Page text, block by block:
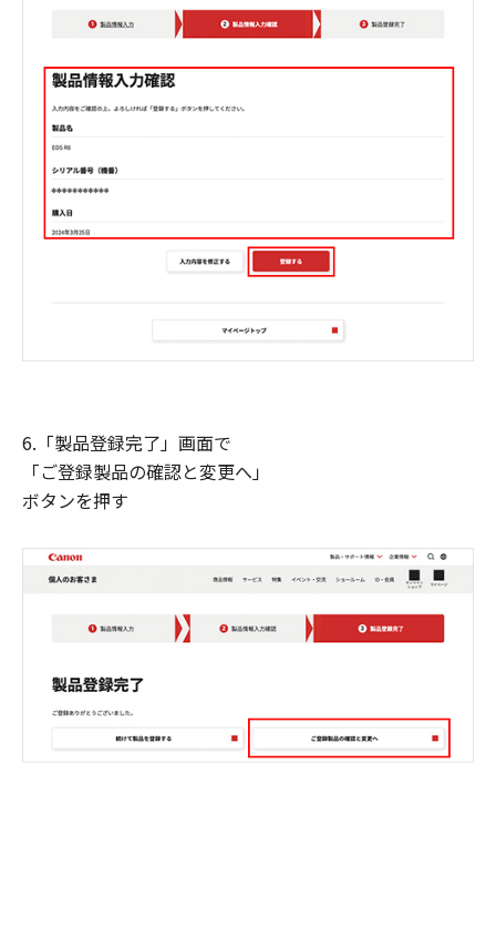
6.「製品登録完了」画面で
「ご登録製品の確認と変更へ」
ボタンを押す